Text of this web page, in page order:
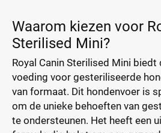
Waarom kiezen voor
Sterilised Mini?
Royal Canin Sterilised Mini
voeding voor gesteriliseerde
van formaat. Dit hondenvoer is
om de unieke behoeften van
te ondersteunen. Het heeft een